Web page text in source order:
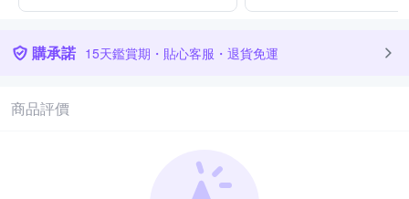
購承諾 15天鑑賞期・貼心客服・退貨免運
商品評價